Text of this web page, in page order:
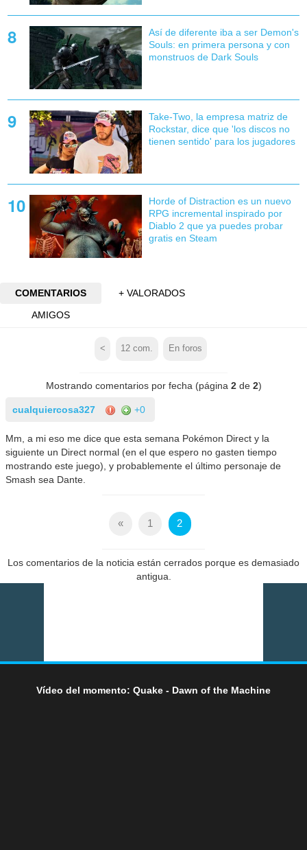
Así de diferente iba a ser Demon's
Souls: en primera persona y con
monstruos de Dark Souls
Take-Two, la empresa matriz de
Rockstar, dice que 'los discos no
tienen sentido' para los jugadores
Horde of Distraction es un nuevo
RPG incremental inspirado por
Diablo 2 que ya puedes probar
gratis en Steam
COMENTARIOS
+ VALORADOS
AMIGOS
< 12 com. En foros
Mostrando comentarios por fecha (página 2de 2)
cualquiercosa327 +0
Mm, a mi eso me dice que esta semana Pokémon Direct y la
siguiente un Direct normal (en el que espero no gasten tiempo
mostrando este juego), y probablemente el último personaje de
Smash sea Dante.
« 1 2
Los comentarios de la noticia están cerrados porque es demasiado
antigua.
Vídeo del momento: Quake - Dawn of the Machine